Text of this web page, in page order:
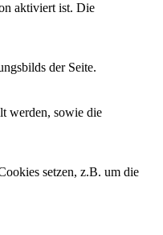
aktiviert ist. Die
der Seite.
werden, sowie die
setzen, z.B. um die